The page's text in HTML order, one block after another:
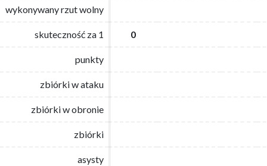
wykonywany rzut wolny
skuteczność za 1 0
punkty
zbiórki w ataku
zbiórki w obronie
zbiórki
asysty
wykonywany rzut wolny
skuteczność za 1 0
punkty
zbiórki w ataku
zbiórki w obronie
zbiórki
asysty